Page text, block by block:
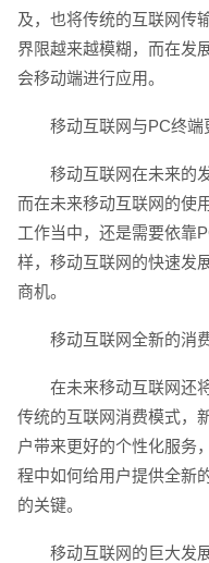
及，也将传统的互联网传
界限越来越模糊，而在发
会移动端进行应用。
移动互联网与PC终端
移动互联网在未来的发
而在未来移动互联网的使
工作当中，还是需要依靠
样，移动互联网的快速发
商机。
移动互联网全新的消
在未来移动互联网还将
传统的互联网消费模式，
户带来更好的个性化服务
程中如何给用户提供全新
的关键。
移动互联网的巨大发